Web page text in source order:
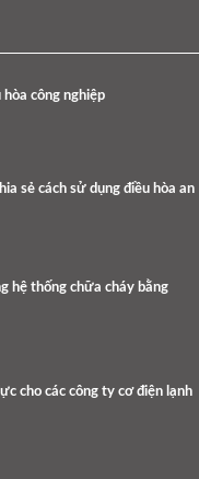
hòa công nghiệp
sẻ cách sử dụng điều hòa an
hệ thống chữa cháy bằng
cho các công ty cơ điện lạnh